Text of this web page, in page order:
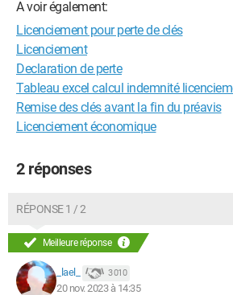
A voir également:
Licenciement pour perte de clés
Licenciement
Declaration de perte
Tableau excel calcul indemnité
Remise des clés avant la fin du préavis
Licenciement économique
2 réponses
RÉPONSE 1 / 2
Meilleure réponse
_lael_ 3 010
20 nov. 2023 à 14:35